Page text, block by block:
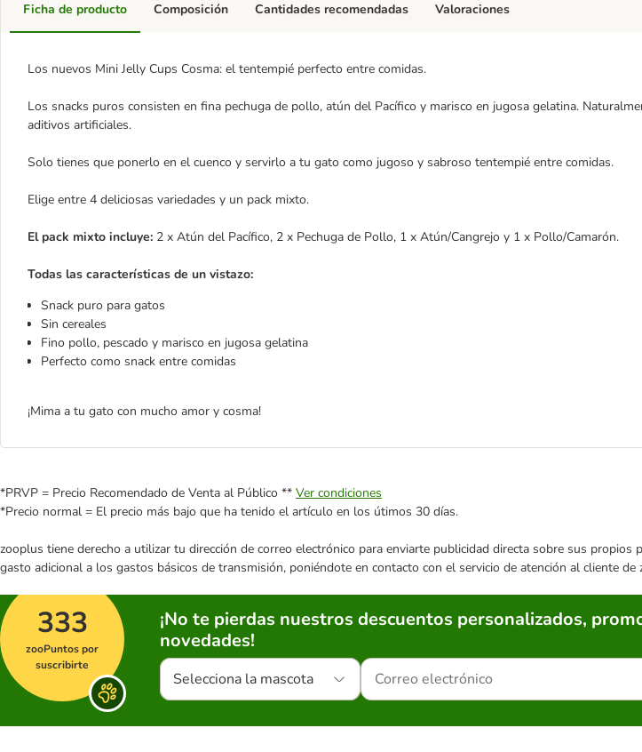
Ficha de producto
Los nuevos Mini Jelly Cups Cosma: el tentempié perfecto entre comidas.
Los snacks puros consisten en fina pechuga de pollo, atún del Pacífico y marisco en jugosa gelatina.
aditivos artificiales.
Solo tienes que ponerlo en el cuenco y servirlo a tu gato como jugoso y sabroso tentempié entre comidas.
Elige entre 4 deliciosas variedades y un pack mixto.
El pack mixto incluye: 2 x Atún del Pacífico, 2 x Pechuga de Pollo, 1 x Atún/Cangrejo y 1 x Pollo/Camarón.
Todas las características de un vistazo:
Snack puro para gatos
Sin cereales
Fino pollo, pescado y marisco en jugosa gelatina
Perfecto como snack entre comidas
¡Mima a tu gato con mucho amor y cosma!
Composición Cantidades recomendadas Valoraciones
*PRVP = Precio Recomendado de Venta al Público ** Ver condiciones
*Precio normal = El precio más bajo que ha tenido el artículo en los útimos 30 días.
zooplus tiene derecho a utilizar tu dirección de correo electrónico para enviarte publicidad directa sobre sus
gasto adicional a los gastos básicos de transmisión, poniéndote en contacto con el servicio de atención al cliente
333
zooPuntos por
suscribirte
¡No te pierdas nuestros descuentos personalizados,
novedades!
Selecciona la mascota